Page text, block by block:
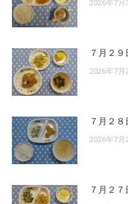
2026年7月
７月２９
2026年7月
７月２８
2026年7月
７月２７